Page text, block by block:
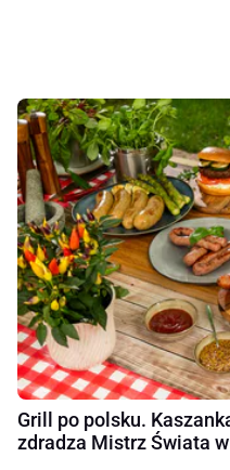
Grill po polsku.
zdradza Mistrz Świata w